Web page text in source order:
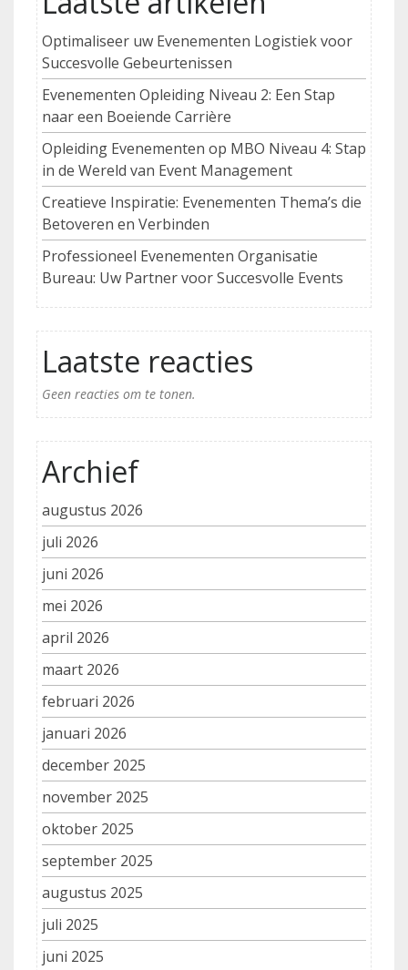
Optimaliseer uw Evenementen Logistiek voor
Succesvolle Gebeurtenissen
Evenementen Opleiding Niveau 2: Een Stap
naar een Boeiende Carrière
Opleiding Evenementen op MBO Niveau 4: Stap
in de Wereld van Event Management
Creatieve Inspiratie: Evenementen Thema’s die
Betoveren en Verbinden
Professioneel Evenementen Organisatie
Bureau: Uw Partner voor Succesvolle Events
Laatste reacties
Geen reacties om te tonen.
Archief
augustus 2026
juli 2026
juni 2026
mei 2026
april 2026
maart 2026
februari 2026
januari 2026
december 2025
november 2025
oktober 2025
september 2025
augustus 2025
juli 2025
juni 2025